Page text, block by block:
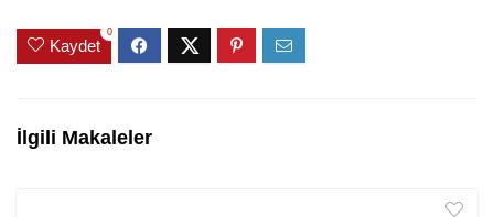
Kaydet
0
İlgili Makaleler